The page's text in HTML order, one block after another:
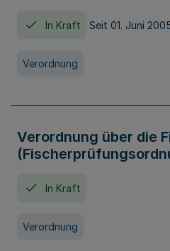
In Kraft Seit 01. Juni
Verordnung
Verordnung über die
In Kraft
Verordnung